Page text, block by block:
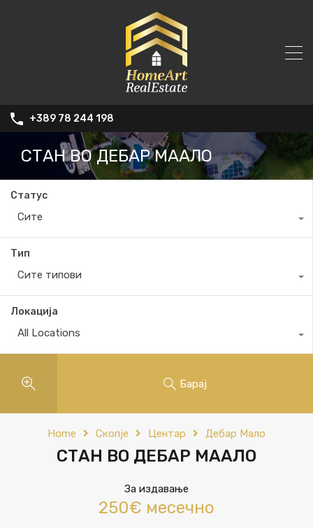
+389 78 244 198
СТАН ВО ДЕБАР МААЛО
Статус
Сите
Тип
Сите типови
Локација
All Locations
Барај
Home Скопје Центар Дебар Мало
СТАН ВО ДЕБАР МААЛО
За издавање
250€ месечно